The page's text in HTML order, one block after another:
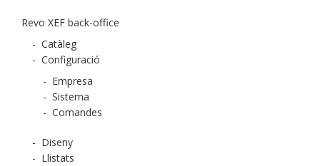
Revo XEF back-office
- Catàleg
- Configuració
- Empresa
- Sistema
- Comandes
- Diseny
- Llistats